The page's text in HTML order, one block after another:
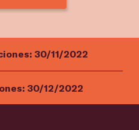
30/11/2022
30/12/2022